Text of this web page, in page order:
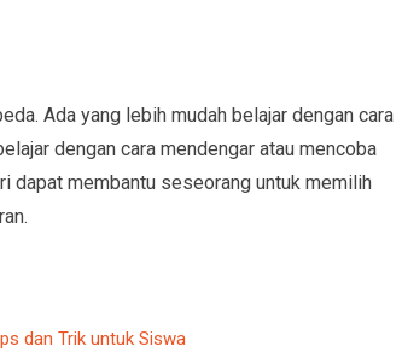
Ada yang lebih mudah belajar dengan cara
dengan cara mendengar atau mencoba
dapat membantu seseorang untuk memilih
dan Trik untuk Siswa